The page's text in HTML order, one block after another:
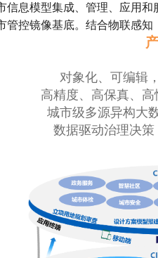
息模型集成、管理、应用和
管控镜像基底。结合物联感
对象化、可编辑
高精度、高保真、
城市级多源异构大
数据驱动治理决